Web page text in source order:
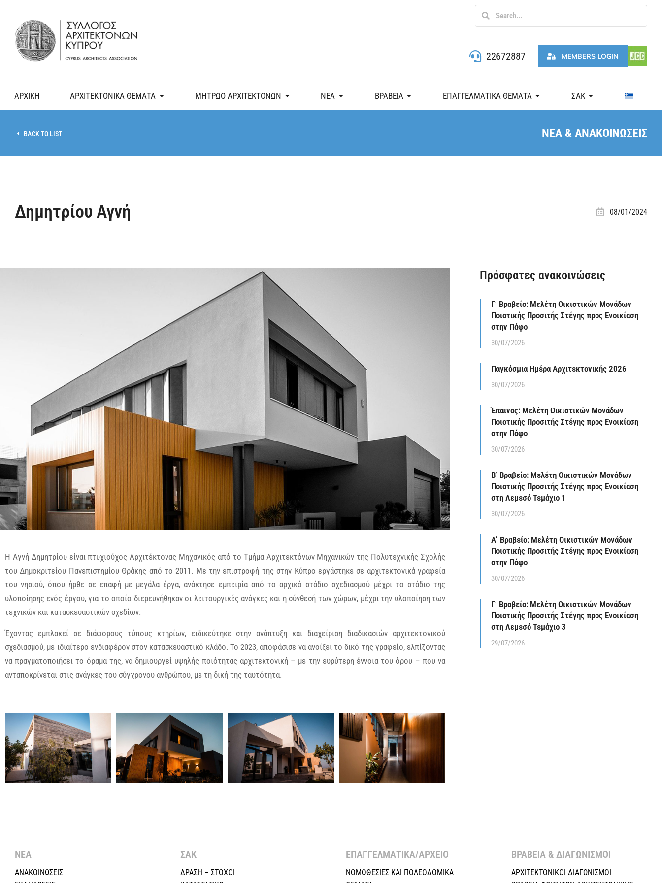
22672887 MEMBERS LOGIN
ΑΡΧΙΚΗ ΑΡΧΙΤΕΚΤΟΝΙΚΑ ΘΕΜΑΤΑ ΜΗΤΡΩΟ ΑΡΧΙΤΕΚΤΟΝΩΝ ΝΕΑ ΒΡΑΒΕΙΑ ΕΠΑΓΓΕΛΜΑΤΙΚΑ ΘΕΜΑΤΑ ΣΑΚ
BACK TO LIST ΝΕΑ & ΑΝΑΚΟΙΝΩΣΕΙΣ
Δημητρίου Αγνή 08/01/2024
Η Αγνή Δημητρίου είναι πτυχιούχος Αρχιτέκτονας Μηχανικός από το Τμήμα Αρχιτεκτόνων Μηχανικών της Πολυτεχνικής Σχολής
του Δημοκριτείου Πανεπιστημίου Θράκης από το 2011. Με την επιστροφή της στην Κύπρο εργάστηκε σε αρχιτεκτονικά γραφεία
του νησιού, όπου ήρθε σε επαφή με μεγάλα έργα, ανάκτησε εμπειρία από το αρχικό στάδιο σχεδιασμού μέχρι το στάδιο της
υλοποίησης ενός έργου, για το οποίο διερευνήθηκαν οι λειτουργικές ανάγκες και η σύνθεσή των χώρων, μέχρι την υλοποίηση των
τεχνικών και κατασκευαστικών σχεδίων.
Έχοντας εμπλακεί σε διάφορους τύπους κτηρίων, ειδικεύτηκε στην ανάπτυξη και διαχείριση διαδικασιών αρχιτεκτονικού
σχεδιασμού, με ιδιαίτερο ενδιαφέρον στον κατασκευαστικό κλάδο. Το 2023, αποφάσισε να ανοίξει το δικό της γραφείο, ελπίζοντας
να πραγματοποιήσει το όραμα της, να δημιουργεί υψηλής ποιότητας αρχιτεκτονική – με την ευρύτερη έννοια του όρου – που να
ανταποκρίνεται στις ανάγκες του σύγχρονου ανθρώπου, με τη δική της ταυτότητα.
Πρόσφατες ανακοινώσεις
Γ’ Βραβείο: Μελέτη Οικιστικών Μονάδων
Ποιοτικής Προσιτής Στέγης προς Ενοικίαση
στην Πάφο
30/07/2026
Παγκόσμια Ημέρα Αρχιτεκτονικής 2026
30/07/2026
Έπαινος: Μελέτη Οικιστικών Μονάδων
Ποιοτικής Προσιτής Στέγης προς Ενοικίαση
στην Πάφο
30/07/2026
Β’ Βραβείο: Μελέτη Οικιστικών Μονάδων
Ποιοτικής Προσιτής Στέγης προς Ενοικίαση
στη Λεμεσό Τεμάχιο 1
30/07/2026
Α’ Βραβείο: Μελέτη Οικιστικών Μονάδων
Ποιοτικής Προσιτής Στέγης προς Ενοικίαση
στην Πάφο
30/07/2026
Γ’ Βραβείο: Μελέτη Οικιστικών Μονάδων
Ποιοτικής Προσιτής Στέγης προς Ενοικίαση
στη Λεμεσό Τεμάχιο 3
29/07/2026
ΝΕΑ
ΑΝΑΚΟΙΝΩΣΕΙΣ
ΣΑΚ
ΔΡΑΣΗ – ΣΤΟΧΟΙ
ΕΠΑΓΓΕΛΜΑΤΙΚΑ/ΑΡΧΕΙΟ ​
ΝΟΜΟΘΕΣΙΕΣ KAI ΠΟΛΕΟΔΟΜΙΚΑ
ΒΡΑΒΕΙΑ & ΔΙΑΓΩΝΙΣΜΟΙ ​
ΑΡΧΙΤΕΚΤΟΝΙΚΟΙ ΔΙΑΓΩΝΙΣΜΟΙ